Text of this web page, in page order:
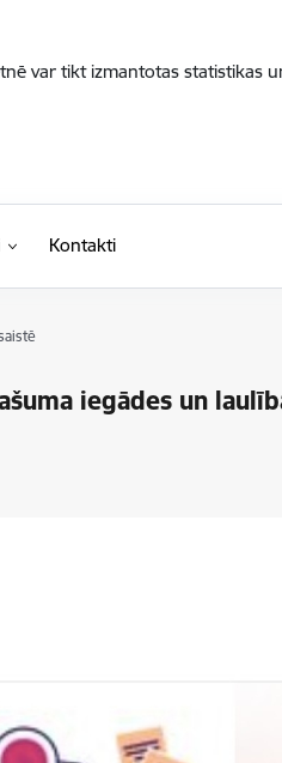
var tikt izmantotas statistikas
Kontakti
iegādes un